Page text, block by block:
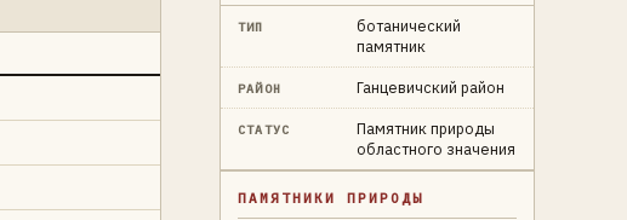
ТИП
ботанический
памятник
РАЙОН Ганцевичский район
СТАТУС
Памятник природы
областного значения
ПАМЯТНИКИ ПРИРОДЫ